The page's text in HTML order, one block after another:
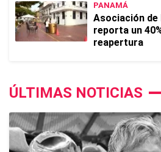
PANAMÁ
Asociación
reporta un
reapertura
ÚLTIMAS NOTICIAS